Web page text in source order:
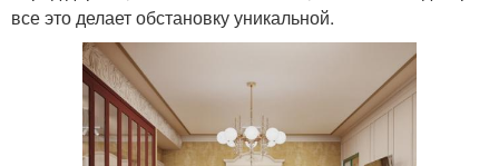
все это делает обстановку уникальной.